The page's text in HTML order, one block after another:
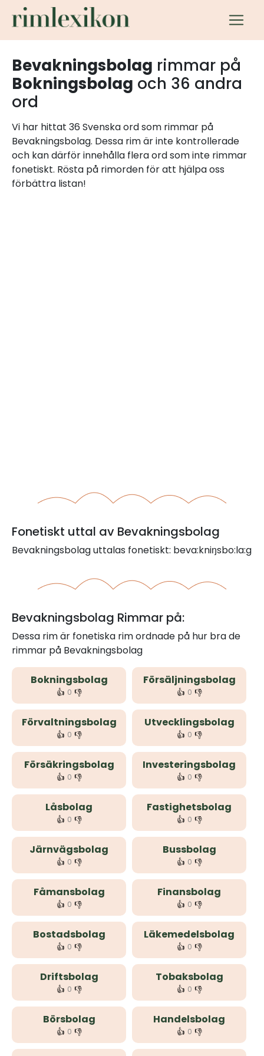
Bevakningsbolag rimmar på
Bokningsbolag och 36 andra
ord
Vi har hittat 36 Svenska ord som rimmar på
Bevakningsbolag. Dessa rim är inte kontrollerade
och kan därför innehålla flera ord som inte rimmar
fonetiskt. Rösta på rimorden för att hjälpa oss
förbättra listan!
Fonetiskt uttal av Bevakningsbolag
Bevakningsbolag uttalas fonetiskt: beva:kniŋsbo:la:g
Bevakningsbolag Rimmar på:
Dessa rim är fonetiska rim ordnade på hur bra de
rimmar på Bevakningsbolag
Bokningsbolag
👍 0 👎
Försäljningsbolag
👍 0 👎
Förvaltningsbolag
👍 0 👎
Utvecklingsbolag
👍 0 👎
Försäkringsbolag
👍 0 👎
Investeringsbolag
👍 0 👎
Låsbolag
👍 0 👎
Fastighetsbolag
👍 0 👎
Järnvägsbolag
👍 0 👎
Bussbolag
👍 0 👎
Fåmansbolag
👍 0 👎
Finansbolag
👍 0 👎
Bostadsbolag
👍 0 👎
Läkemedelsbolag
👍 0 👎
Driftsbolag
👍 0 👎
Tobaksbolag
👍 0 👎
Börsbolag
👍 0 👎
Handelsbolag
👍 0 👎